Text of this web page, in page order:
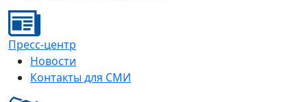
Пресс-центр
Новости
Контакты для СМИ